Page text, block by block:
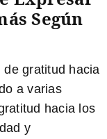
Según
gratitud hacia
a varias
hacia los
y